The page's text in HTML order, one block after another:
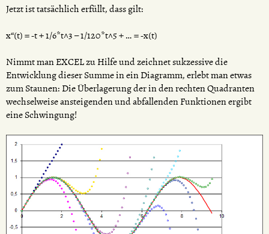
Jetzt ist tatsächlich erfüllt, dass gilt:
x“(t) = -t + 1/6*t^3 – 1/120*t^5 + … = -x(t)
Nimmt man EXCEL zu Hilfe und zeichnet sukzessive die
Entwicklung dieser Summe in ein Diagramm, erlebt man etwas
zum Staunen: Die Überlagerung der in den rechten Quadranten
wechselweise ansteigenden und abfallenden Funktionen ergibt
eine Schwingung!